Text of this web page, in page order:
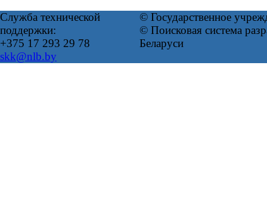
Служба технической
поддержки:
+375 17 293 29 78
skk@nlb.by
© Государственное
© Поисковая система
Беларуси